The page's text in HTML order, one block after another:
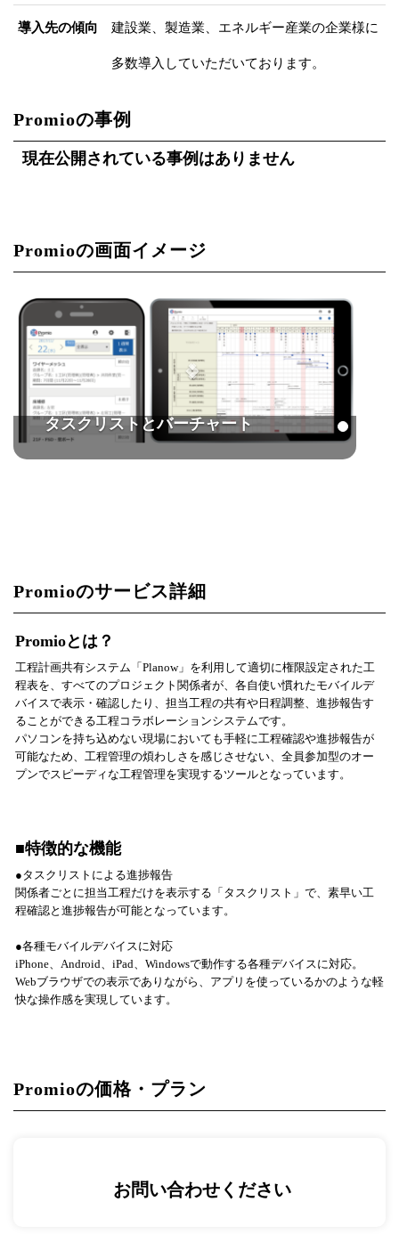
導入先の傾向 建設業、製造業、エネルギー産業の企業様に
多数導入していただいております。
Promioの事例
現在公開されている事例はありません
Promioの画面イメージ
タスクリストとバーチャート
Promioのサービス詳細
Promioとは？
工程計画共有システム「Planow」を利用して適切に権限設定された工
程表を、すべてのプロジェクト関係者が、各自使い慣れたモバイルデ
バイスで表示・確認したり、担当工程の共有や日程調整、進捗報告す
ることができる工程コラボレーションシステムです。
パソコンを持ち込めない現場においても手軽に工程確認や進捗報告が
可能なため、工程管理の煩わしさを感じさせない、全員参加型のオー
プンでスピーディな工程管理を実現するツールとなっています。
■特徴的な機能
●タスクリストによる進捗報告
関係者ごとに担当工程だけを表示する「タスクリスト」で、素早い工
程確認と進捗報告が可能となっています。
●各種モバイルデバイスに対応
iPhone、Android、iPad、Windowsで動作する各種デバイスに対応。
Webブラウザでの表示でありながら、アプリを使っているかのような軽
快な操作感を実現しています。
Promioの価格・プラン
お問い合わせください